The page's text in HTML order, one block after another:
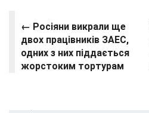
← Росіяни викрали ще
двох працівників ЗАЕС,
одних з них піддається
жорстоким тортурам